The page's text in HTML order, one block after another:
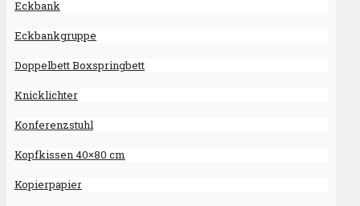
Eckbank
Eckbankgruppe
Doppelbett Boxspringbett
Knicklichter
Konferenzstuhl
Kopfkissen 40×80 cm
Kopierpapier